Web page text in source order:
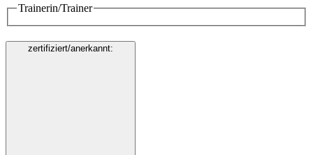
Trainerin/Trainer
zertifiziert/anerkannt: